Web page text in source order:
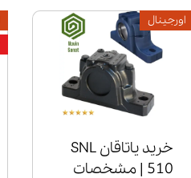
خرید یاتاقان SNL
510 | مشخصات
اورجینال